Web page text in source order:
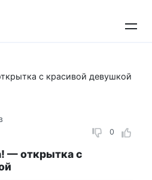
с красивой девушкой
0
— открытка с